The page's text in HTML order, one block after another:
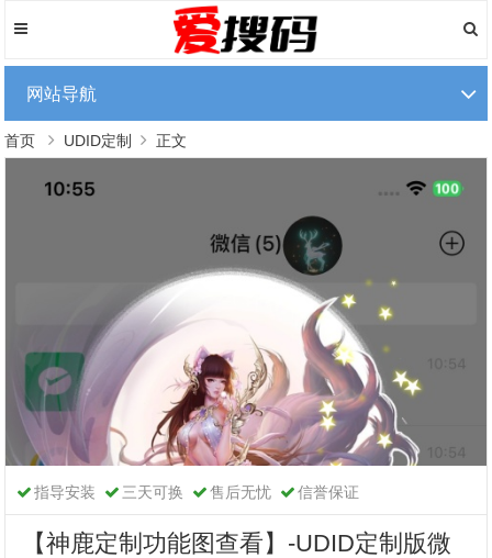
网站导航
首页 UDID定制 正文
指导安装 三天可换 售后无忧 信誉保证
【神鹿定制功能图查看】-UDID定制版微